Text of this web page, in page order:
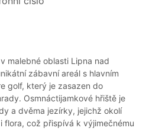
malebné oblasti Lipna nad
zábavní areál s hlavním
golf, který je zasazen do
Osmnáctijamkové hřiště je
a dvěma jezírky, jejichž okolí
flora, což přispívá k výjimečnému